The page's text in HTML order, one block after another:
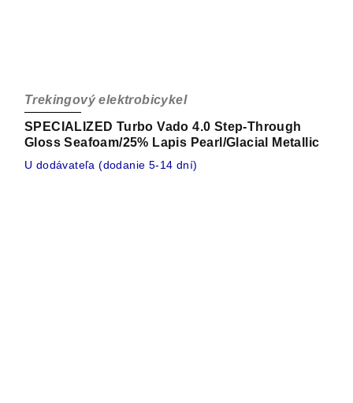
SPECIALIZED Turbo Vado 4.0 Step-Through
Gloss Seafoam/25% Lapis Pearl/Glacial Metallic
Trekingový elektrobicykel
U dodávateľa (dodanie 5-14 dní)